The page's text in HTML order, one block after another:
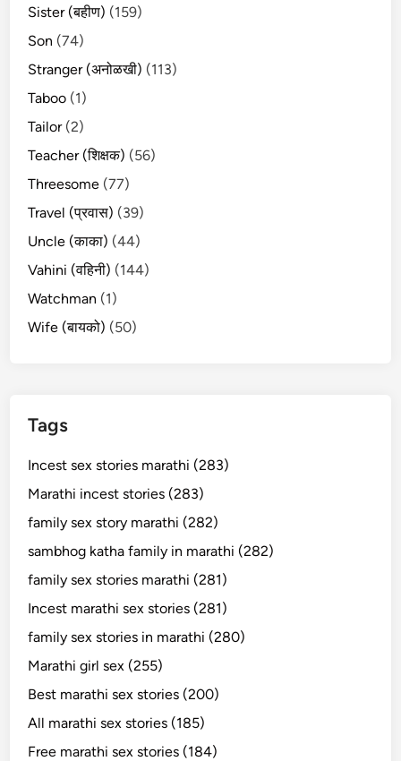
Sister (बहीण) (159)
Son (74)
Stranger (अनोळखी) (113)
Taboo (1)
Tailor(2)
Teacher (शिक्षक) (56)
Threesome (77)
Travel (प्रवास) (39)
Uncle (काका) (44)
Vahini (वहिनी) (144)
Watchman (1)
Wife (बायको) (50)
Tags
Incest sex stories marathi (283)
Marathi incest stories (283)
family sex story marathi (282)
sambhog katha family in marathi (282)
family sex stories marathi (281)
Incest marathi sex stories (281)
family sex stories in marathi (280)
Marathi girl sex (255)
Best marathi sex stories (200)
All marathi sex stories (185)
Free marathi sex stories (184)